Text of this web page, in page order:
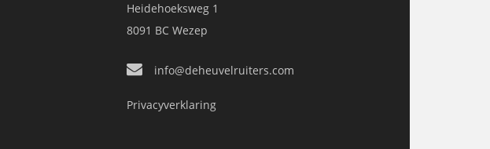
Heidehoeksweg 1
8091 BC Wezep
info@deheuvelruiters.com
Privacyverklaring